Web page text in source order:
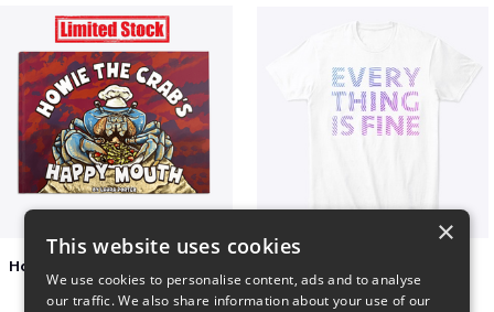
×
This website uses cookies
We use cookies to personalise content, ads and to analyse
our traffic. We also share information about your use of our